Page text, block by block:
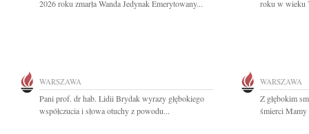
2026 roku zmarła Wanda Jedynak Emerytowany...
roku w wieku
WARSZAWA
Pani prof. dr hab. Lidii Brydak wyrazy głębokiego
współczucia i słowa otuchy z powodu...
WARSZAWA
Z głębokim
śmierci